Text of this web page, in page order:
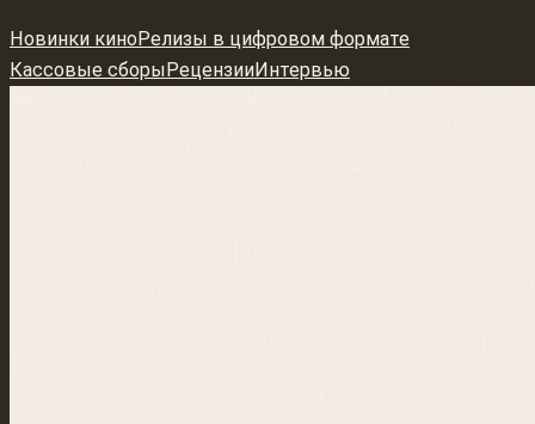
к
содержимому
Новинки киноРелизы в цифровом формате
Кассовые сборыРецензииИнтервью